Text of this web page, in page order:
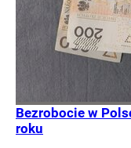
Bezrobocie w
roku